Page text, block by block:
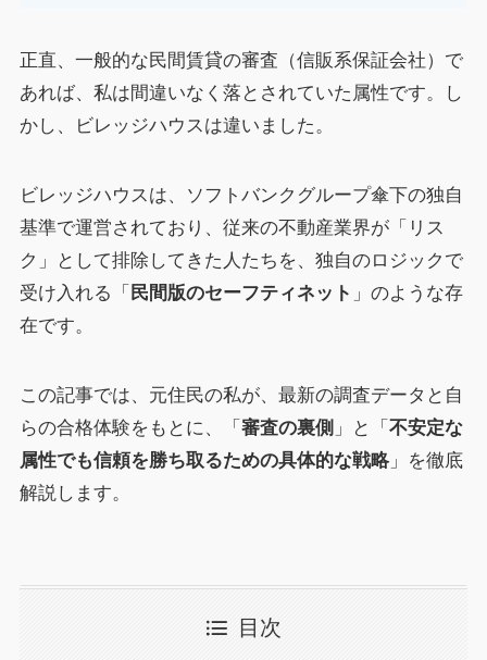
正直、一般的な民間賃貸の審査（信販系保証会社）で
あれば、私は間違いなく落とされていた属性です。し
かし、ビレッジハウスは違いました。
ビレッジハウスは、ソフトバンクグループ傘下の独自
基準で運営されており、従来の不動産業界が「リス
ク」として排除してきた人たちを、独自のロジックで
受け入れる「 民間版のセーフティネット 」のような存
在です。
この記事では、元住民の私が、最新の調査データと自
らの合格体験をもとに、「 審査の裏側 」と「 不安定な
属性でも信頼を勝ち取るための具体的な戦略」を徹底
解説します。
目次